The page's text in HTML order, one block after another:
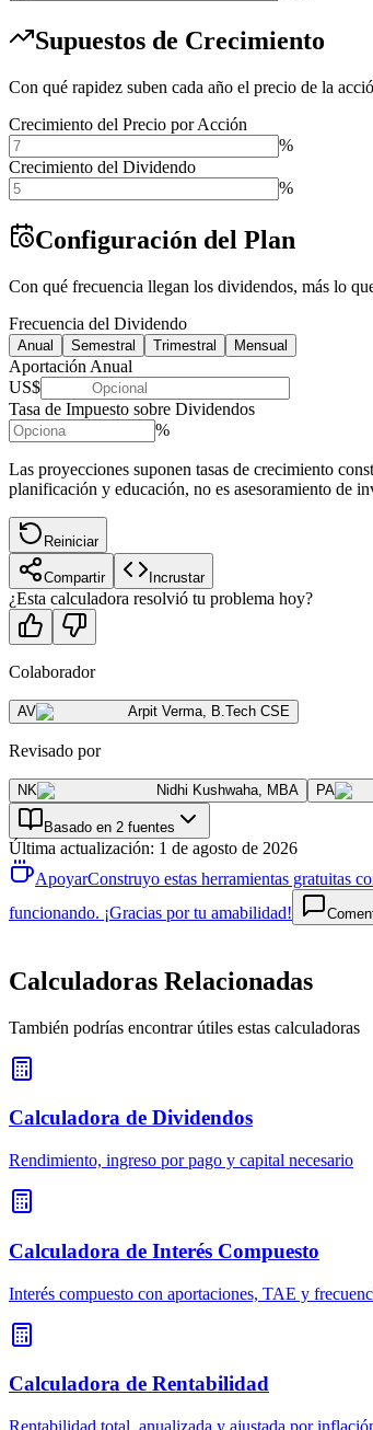
Supuestos de Crecimiento
Con qué rapidez suben cada año el precio de la
Crecimiento del Precio por Acción
%
Crecimiento del Dividendo
%
Configuración del Plan
Con qué frecuencia llegan los dividendos, más lo
Frecuencia del Dividendo
Anual Semestral Trimestral Mensual
Aportación Anual
US$
Tasa de Impuesto sobre Dividendos
%
Las proyecciones suponen tasas de crecimiento
planificación y educación, no es asesoramiento de
Reiniciar
Compartir Incrustar
¿Esta calculadora resolvió tu problema hoy?
Colaborador
AV Arpit Verma B.Tech CSE
Revisado por
NK Nidhi Kushwaha MBA PA
Basado en 2 fuentes
Última actualización: 1 de agosto de 2026
ApoyarConstruyo estas herramientas gratuitas
funcionando. ¡Gracias por tu amabilidad!
Calculadoras Relacionadas
También podrías encontrar útiles estas calculadoras
Calculadora de Dividendos
Rendimiento, ingreso por pago y capital necesario
Calculadora de Interés Compuesto
Interés compuesto con aportaciones, TAE y
Calculadora de Rentabilidad
Rentabilidad total, anualizada y ajustada por